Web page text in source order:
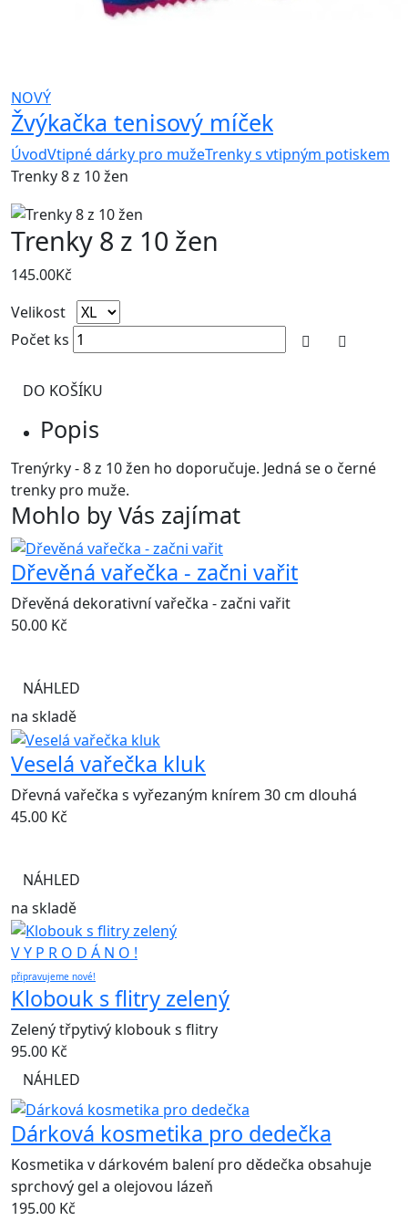
NOVÝ
Žvýkačka tenisový míček
ÚvodVtipné dárky pro mužeTrenky s vtipným potiskem
Trenky 8 z 10 žen
Trenky 8 z 10 žen
145.00Kč
Velikost
Počet ks
DO KOŠÍKU
Popis
Trenýrky - 8 z 10 žen ho doporučuje. Jedná se o černé
trenky pro muže.
Mohlo by Vás zajímat
Dřevěná vařečka - začni vařit
Dřevěná dekorativní vařečka - začni vařit
50.00 Kč
NÁHLED
na skladě
Veselá vařečka kluk
Dřevná vařečka s vyřezaným knírem 30 cm dlouhá
45.00 Kč
NÁHLED
na skladě
V Y P R O D Á N O !
připravujeme nové!
Klobouk s flitry zelený
Zelený třpytivý klobouk s flitry
95.00 Kč
NÁHLED
Dárková kosmetika pro dedečka
Kosmetika v dárkovém balení pro dědečka obsahuje
sprchový gel a olejovou lázeň
195.00 Kč